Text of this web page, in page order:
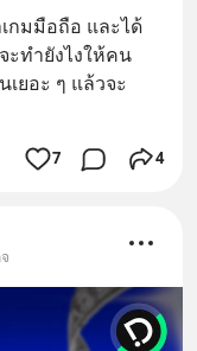
กมมือถือ และได้
ทำยังไงให้คน
เยอะ ๆ แล้วจะ
7 4